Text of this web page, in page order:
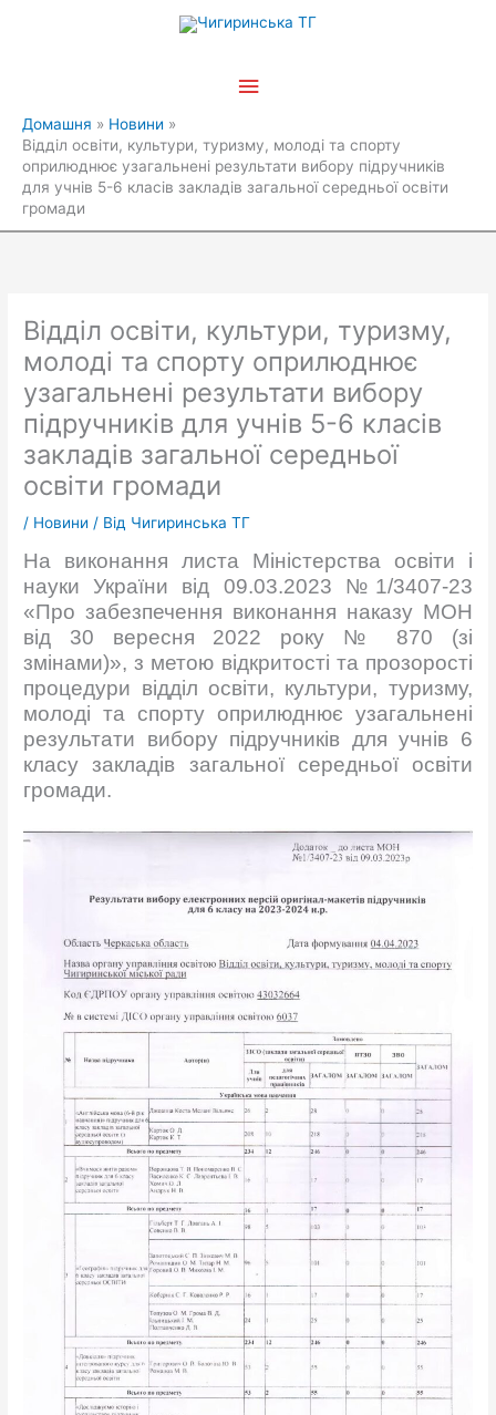
Головне
Домашня
Новини
Відділ освіти, культури, туризму, молоді та спорту
оприлюднює узагальнені результати вибору підручників
для учнів 5-6 класів закладів загальної середньої освіти
громади
Відділ освіти, культури, туризму,
молоді та спорту оприлюднює
узагальнені результати вибору
підручників для учнів 5-6 класів
закладів загальної середньої
освіти громади
/ Новини / Від Чигиринська ТГ
На виконання листа Міністерства освіти і
науки України від 09.03.2023 №1/3407-23
«Про забезпечення виконання наказу МОН
від 30 вересня 2022 року № 870 (зі
змінами)», з метою відкритості та прозорості
процедури відділ освіти, культури, туризму,
молоді та спорту оприлюднює узагальнені
результати вибору підручників для учнів 6
класу закладів загальної середньої освіти
громади.